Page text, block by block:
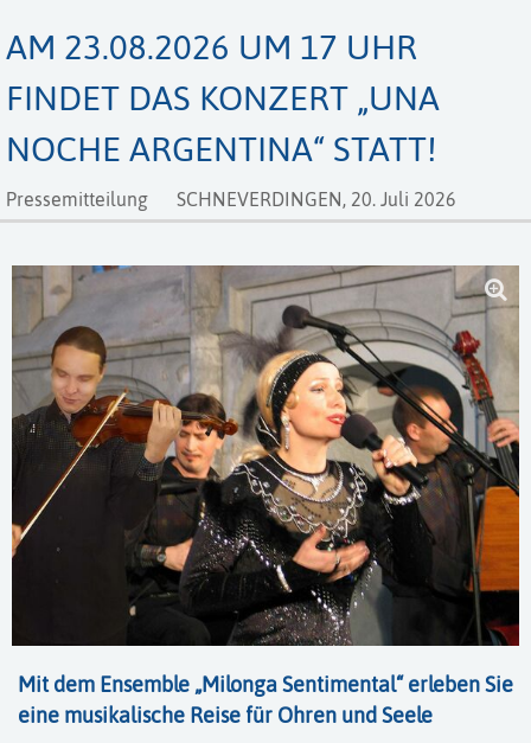
AM 23.08.2026 UM 17 UHR
FINDET DAS KONZERT „UNA
NOCHE ARGENTINA“ STATT!
Pressemitteilung SCHNEVERDINGEN, 20. Juli 2026
Mit dem Ensemble „Milonga Sentimental“ erleben Sie
eine musikalische Reise für Ohren und Seele